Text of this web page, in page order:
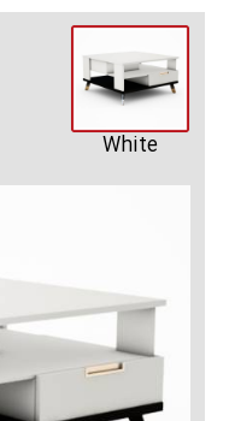
White